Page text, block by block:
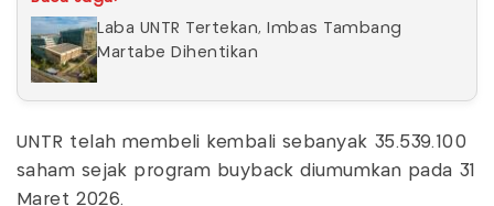
Laba UNTR Tertekan, Imbas Tambang
Martabe Dihentikan
UNTR telah membeli kembali sebanyak 35.539.100
saham sejak program buyback diumumkan pada 31
Maret 2026.